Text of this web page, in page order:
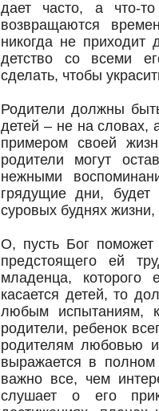
дает часто, а что-
возвращаются
никогда не приходит
детство со всеми
сделать, чтобы
Родители должны
детей – не на словах,
примером своей
родители могут
нежными
грядущие дни,
суровых буднях жизни,
О, пусть Бог
предстоящего ей
младенца, которого
касается детей, то
любым испытаниям,
родители, ребенок
родителям любовью
выражается в
важно все, чем
слушает о его